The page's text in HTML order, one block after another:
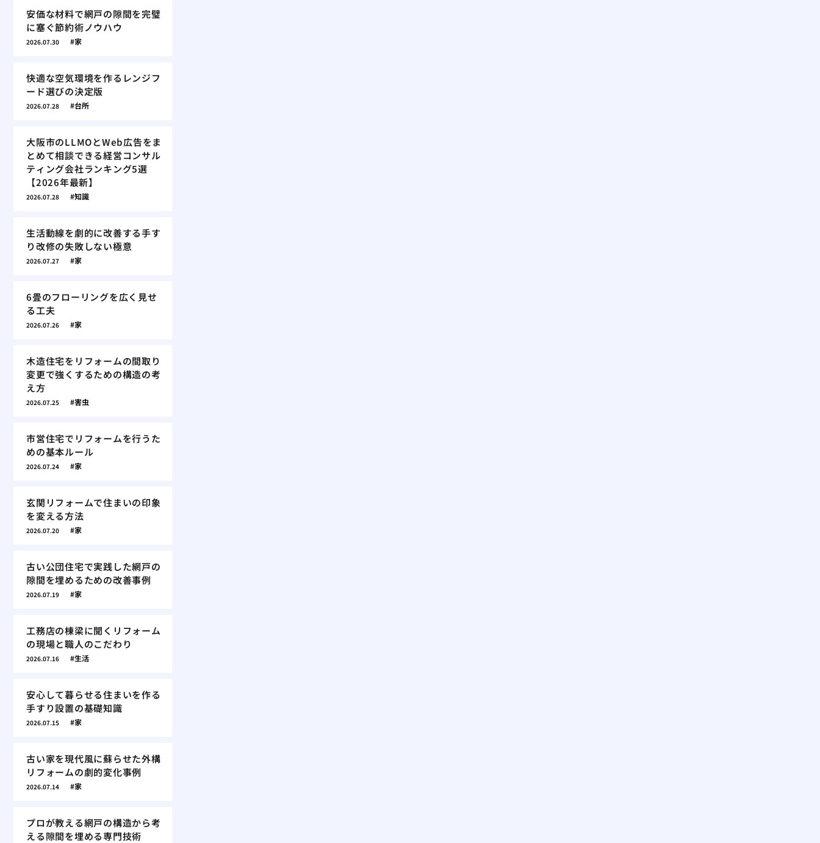
安価な材料で網戸の隙間を完璧
に塞ぐ節約術ノウハウ
2026.07.30 家
快適な空気環境を作るレンジフ
ード選びの決定版
2026.07.28 台所
大阪市のLLMOとWeb広告をま
とめて相談できる経営コンサル
ティング会社ランキング5選
【2026年最新】
2026.07.28 知識
生活動線を劇的に改善する手す
り改修の失敗しない極意
2026.07.27 家
6畳のフローリングを広く見せ
る工夫
2026.07.26 家
木造住宅をリフォームの間取り
変更で強くするための構造の考
え方
2026.07.25 害虫
市営住宅でリフォームを行うた
めの基本ルール
2026.07.24 家
玄関リフォームで住まいの印象
を変える方法
2026.07.20 家
古い公団住宅で実践した網戸の
隙間を埋めるための改善事例
2026.07.19 家
工務店の棟梁に聞くリフォーム
の現場と職人のこだわり
2026.07.16 生活
安心して暮らせる住まいを作る
手すり設置の基礎知識
2026.07.15 家
古い家を現代風に蘇らせた外構
リフォームの劇的変化事例
2026.07.14 家
プロが教える網戸の構造から考
える隙間を埋める専門技術